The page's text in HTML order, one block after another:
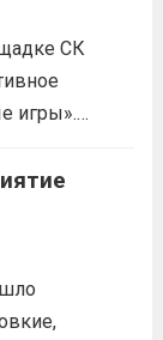
СК
игры».